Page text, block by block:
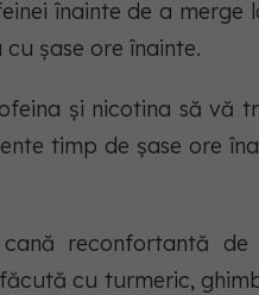
înainte de a
cu șase ore înainte.
și nicotina să vă
timp de șase ore
reconfortantă
cu turmeric,